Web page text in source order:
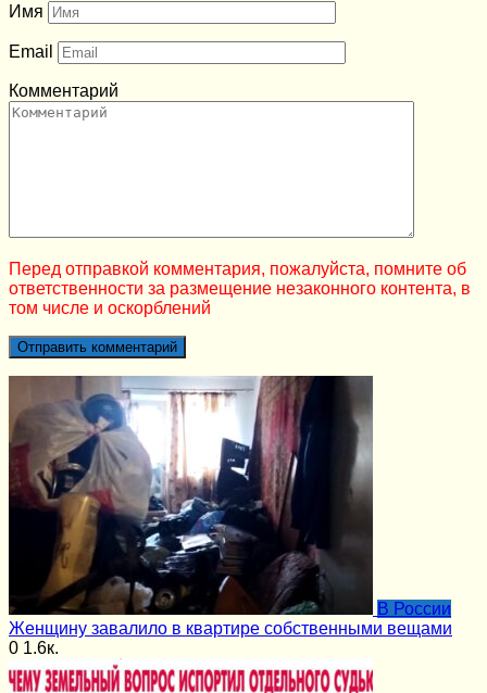
Имя
Email
Комментарий
Перед отправкой комментария, пожалуйста, помните об
ответственности за размещение незаконного контента, в
том числе и оскорблений
В России
Женщину завалило в квартире собственными вещами
0 1.6к.